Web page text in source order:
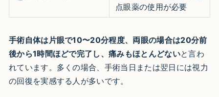
点眼薬の使用が必要
手術自体は片眼で10〜20分程度、両眼の場合は20分前
後から1時間ほどで完了し、痛みもほとんどないと言わ
れています。多くの場合、手術当日または翌日には視力
の回復を実感する人が多いです。